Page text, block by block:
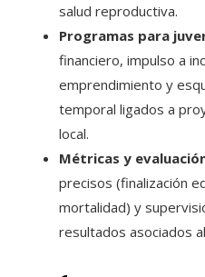
salud reproductiva.
Programas para
financiero, impulso a
emprendimiento y
temporal ligados a
local.
Métricas y
precisos (finalización
mortalidad) y
resultados asociados